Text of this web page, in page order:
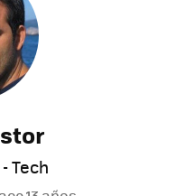
Tech